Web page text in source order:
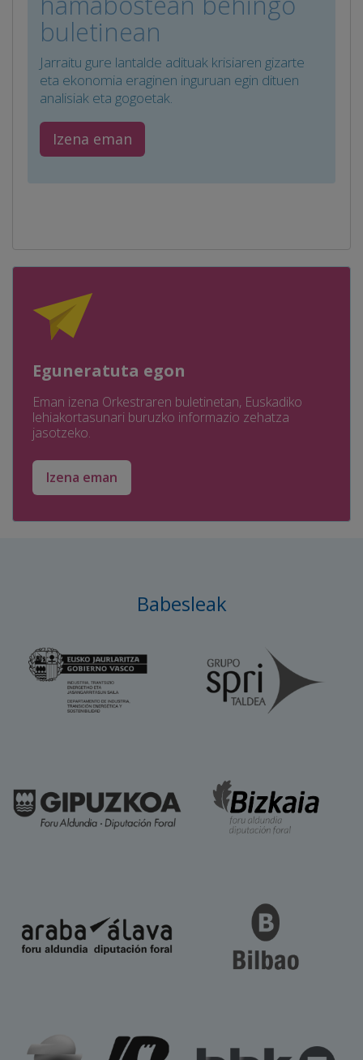
buletinean
Jarraitu gure lantalde adituak krisiaren gizarte
eta ekonomia eraginen inguruan egin dituen
analisiak eta gogoetak.
Izena eman
Eguneratuta egon
Eman izena Orkestraren buletinetan, Euskadiko
lehiakortasunari buruzko informazio zehatza
jasotzeko.
Izena eman
Babesleak